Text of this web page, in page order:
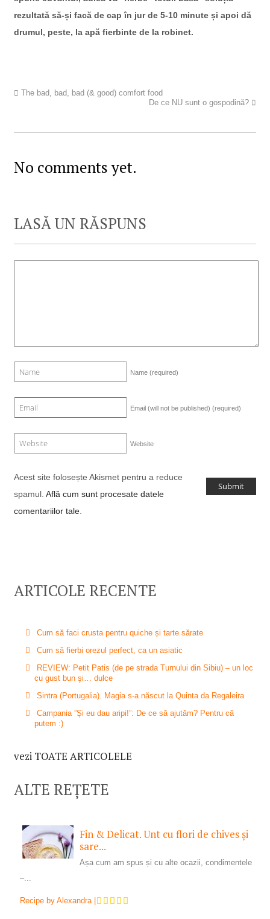
rezultată să-și facă de cap în jur de 5-10 minute și apoi dă
drumul, peste, la apă fierbinte de la robinet.
The bad, bad, bad (& good) comfort food
De ce NU sunt o gospodină?
No comments yet.
LASĂ UN RĂSPUNS
Name (required)
Email (will not be published) (required)
Website
Acest site folosește Akismet pentru a reduce
spamul. Află cum sunt procesate datele
comentariilor tale.
ARTICOLE RECENTE
Cum să faci crusta pentru quiche și tarte sărate
Cum să fierbi orezul perfect, ca un asiatic
REVIEW: Petit Patis (de pe strada Turnului din Sibiu) – un loc
cu gust bun şi… dulce
Sintra (Portugalia). Magia s-a născut la Quinta da Regaleira
Campania ”Și eu dau aripi!”: De ce să ajutăm? Pentru că
putem :)
vezi TOATE ARTICOLELE
ALTE REȚETE
Fin & Delicat. Unt cu flori de chives și
sare...
Așa cum am spus și cu alte ocazii, condimentele
–...
Recipe by Alexandra|